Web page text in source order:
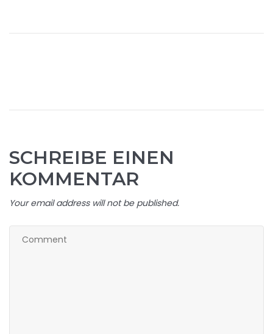
SCHREIBE EINEN
KOMMENTAR
Your email address will not be published.